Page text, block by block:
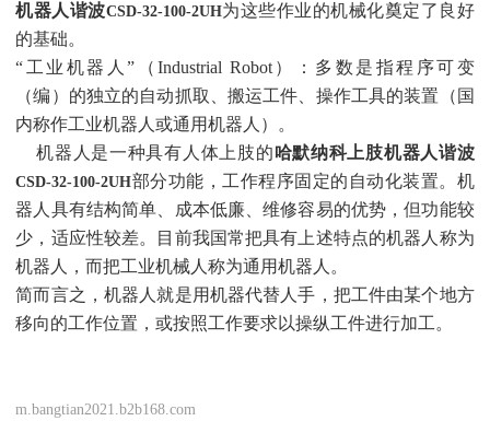
机器人谐波CSD-32-100-2UH为这些作业的机械化奠定了良好
的基础。
“工业机器人”（Industrial Robot）：多数是指程序可变
（编）的独立的自动抓取、搬运工件、操作工具的装置（国
内称作工业机器人或通用机器人）。
机器人是一种具有人体上肢的哈默纳科上肢机器人谐波
CSD-32-100-2UH部分功能，工作程序固定的自动化装置。机
器人具有结构简单、成本低廉、维修容易的优势，但功能较
少，适应性较差。目前我国常把具有上述特点的机器人称为
机器人，而把工业机械人称为通用机器人。
简而言之，机器人就是用机器代替人手，把工件由某个地方
移向的工作位置，或按照工作要求以操纵工件进行加工。
m.bangtian2021.b2b168.com